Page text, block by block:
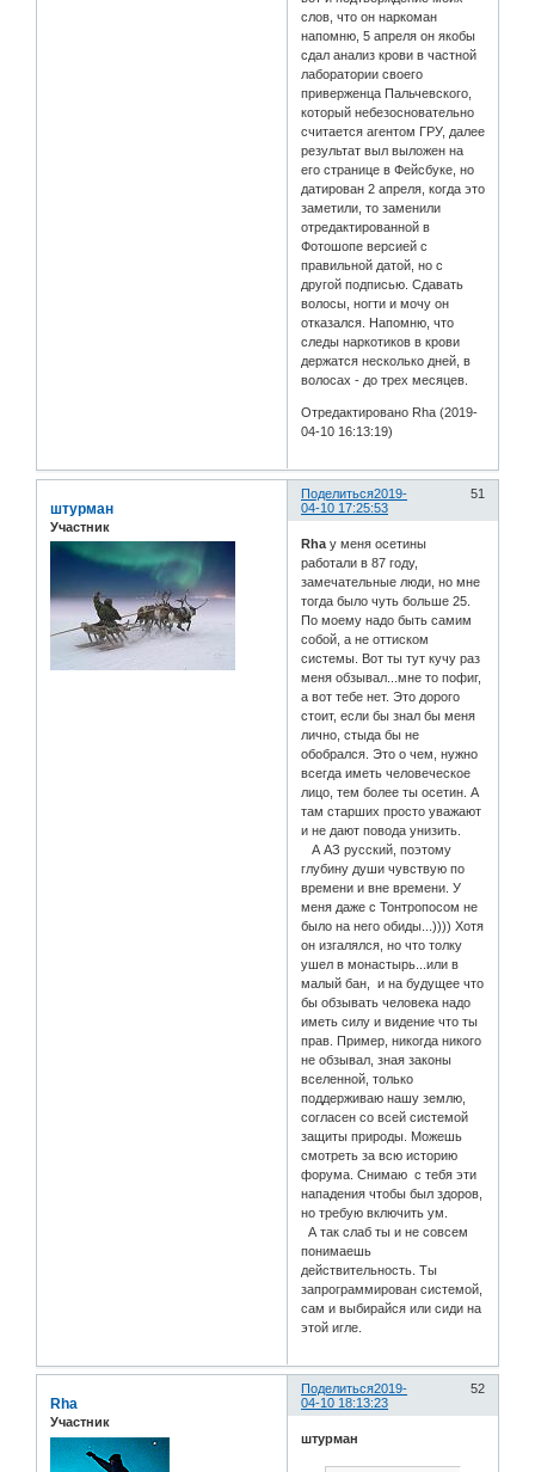
слов, что он наркоман
напомню, 5 апреля он якобы
сдал анализ крови в частной
лаборатории своего
приверженца Пальчевского,
который небезосновательно
считается агентом ГРУ, далее
результат выл выложен на
его странице в Фейсбуке, но
датирован 2 апреля, когда это
заметили, то заменили
отредактированной в
Фотошопе версией с
правильной датой, но с
другой подписью. Сдавать
волосы, ногти и мочу он
отказался. Напомню, что
следы наркотиков в крови
держатся несколько дней, в
волосах - до трех месяцев.
Отредактировано Rha (2019-
04-10 16:13:19)
Поделиться 51
2019-
04-10 17:25:53
штурман
Участник
Rha у меня осетины
работали в 87 году,
замечательные люди, но мне
тогда было чуть больше 25.
По моему надо быть самим
собой, а не оттиском
системы. Вот ты тут кучу раз
меня обзывал...мне то пофиг,
а вот тебе нет. Это дорого
стоит, если бы знал бы меня
лично, стыда бы не
обобрался. Это о чем, нужно
всегда иметь человеческое
лицо, тем более ты осетин. А
там старших просто уважают
и не дают повода унизить.
А АЗ русский, поэтому
глубину души чувствую по
времени и вне времени. У
меня даже с Тонтропосом не
было на него обиды...)))) Хотя
он изгалялся, но что толку
ушел в монастырь...или в
малый бан, и на будущее что
бы обзывать человека надо
иметь силу и видение что ты
прав. Пример, никогда никого
не обзывал, зная законы
вселенной, только
поддерживаю нашу землю,
согласен со всей системой
защиты природы. Можешь
смотреть за всю историю
форума. Снимаю с тебя эти
нападения чтобы был здоров,
но требую включить ум.
А так слаб ты и не совсем
понимаешь
действительность. Ты
запрограммирован системой,
сам и выбирайся или сиди на
этой игле.
Поделиться 52
2019-
04-10 18:13:23
Rha
Участник
штурман